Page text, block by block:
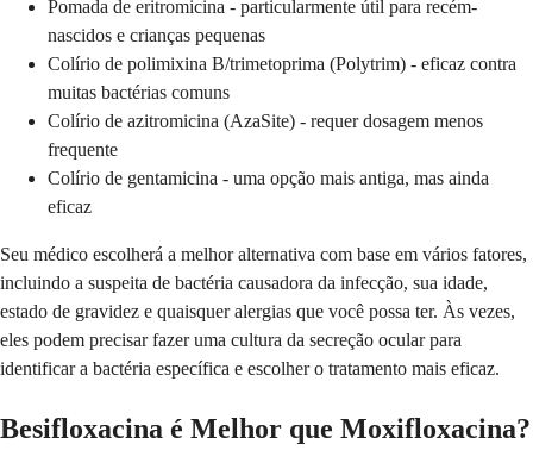
Pomada de eritromicina - particularmente útil para recém-
nascidos e crianças pequenas
Colírio de polimixina B/trimetoprima (Polytrim) - eficaz contra
muitas bactérias comuns
Colírio de azitromicina (AzaSite) - requer dosagem menos
frequente
Colírio de gentamicina - uma opção mais antiga, mas ainda
eficaz
Seu médico escolherá a melhor alternativa com base em vários fatores,
incluindo a suspeita de bactéria causadora da infecção, sua idade,
estado de gravidez e quaisquer alergias que você possa ter. Às vezes,
eles podem precisar fazer uma cultura da secreção ocular para
identificar a bactéria específica e escolher o tratamento mais eficaz.
Besifloxacina é Melhor que Moxifloxacina?